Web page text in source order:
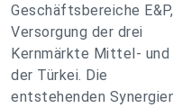
Geschäftsbereiche
Versorgung der drei
Kernmärkte Mittel- und
der Türkei. Die
entstehenden